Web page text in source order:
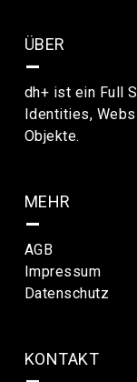
ÜBER
–
dh+ ist ein Full
Identities,
Objekte.
MEHR
–
AGB
Impressum
Datenschutz
KONTAKT